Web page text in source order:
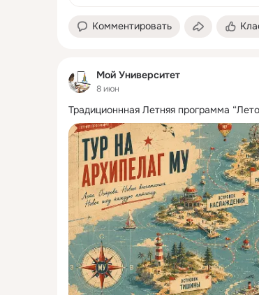
Комментировать
Мой Университет
8 июн
Традиционнная Летняя программа